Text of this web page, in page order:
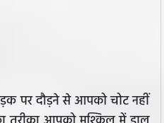
पर दौड़ने से आपको चोट नहीं